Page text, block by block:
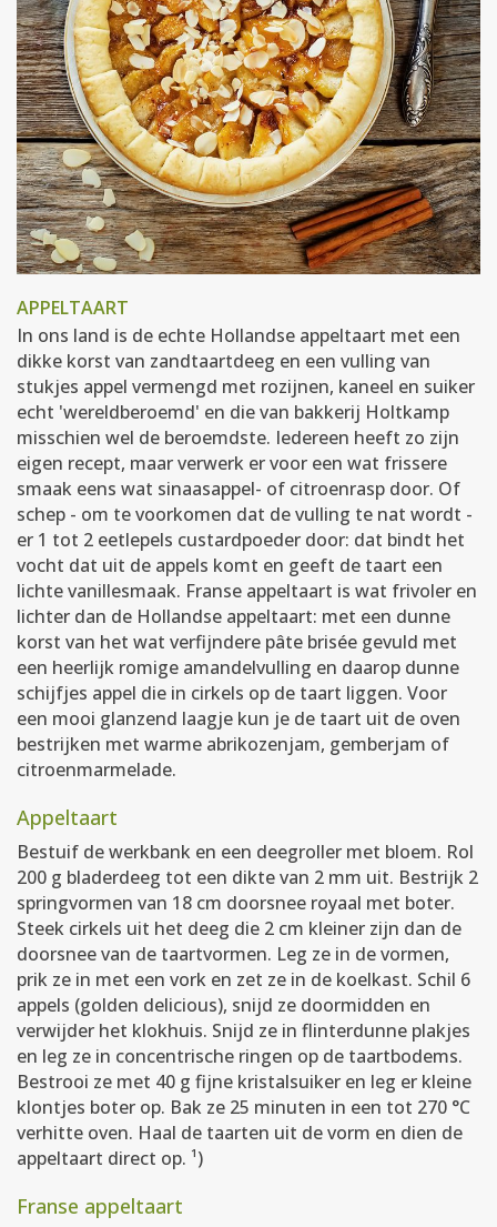
APPELTAART
In ons land is de echte Hollandse appeltaart met een
dikke korst van zandtaartdeeg en een vulling van
stukjes appel vermengd met rozijnen, kaneel en suiker
echt 'wereldberoemd' en die van bakkerij Holtkamp
misschien wel de beroemdste. Iedereen heeft zo zijn
eigen recept, maar verwerk er voor een wat frissere
smaak eens wat sinaasappel- of citroenrasp door. Of
schep - om te voorkomen dat de vulling te nat wordt -
er 1 tot 2 eetlepels custardpoeder door: dat bindt het
vocht dat uit de appels komt en geeft de taart een
lichte vanillesmaak. Franse appeltaart is wat frivoler en
lichter dan de Hollandse appeltaart: met een dunne
korst van het wat verfijndere pâte brisée gevuld met
een heerlijk romige amandelvulling en daarop dunne
schijfjes appel die in cirkels op de taart liggen. Voor
een mooi glanzend laagje kun je de taart uit de oven
bestrijken met warme abrikozenjam, gemberjam of
citroenmarmelade.
Appeltaart
Bestuif de werkbank en een deegroller met bloem. Rol
200 g bladerdeeg tot een dikte van 2 mm uit. Bestrijk 2
springvormen van 18 cm doorsnee royaal met boter.
Steek cirkels uit het deeg die 2 cm kleiner zijn dan de
doorsnee van de taartvormen. Leg ze in de vormen,
prik ze in met een vork en zet ze in de koelkast. Schil 6
appels (golden delicious), snijd ze doormidden en
verwijder het klokhuis. Snijd ze in flinterdunne plakjes
en leg ze in concentrische ringen op de taartbodems.
Bestrooi ze met 40 g fijne kristalsuiker en leg er kleine
klontjes boter op. Bak ze 25 minuten in een tot 270 °C
verhitte oven. Haal de taarten uit de vorm en dien de
appeltaart direct op. ¹)
Franse appeltaart